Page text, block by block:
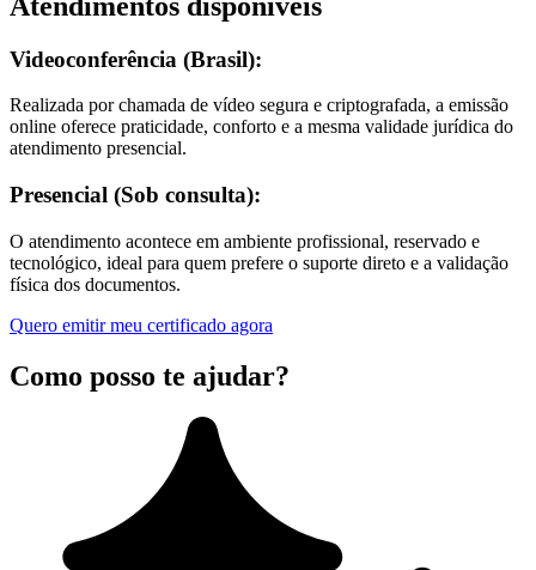
Videoconferência (Brasil):
Realizada por chamada de vídeo segura e criptografada, a emissão
online oferece praticidade, conforto e a mesma validade jurídica do
atendimento presencial.
Presencial (Sob consulta):
O atendimento acontece em ambiente profissional, reservado e
tecnológico, ideal para quem prefere o suporte direto e a validação
física dos documentos.
Quero emitir meu certificado agora
Como posso te ajudar?